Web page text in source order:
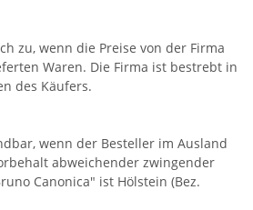
zu, wenn die Preise von der Firma
Waren. Die Firma ist bestrebt in
des Käufers.
wenn der Besteller im Ausland
abweichender zwingender
Canonica" ist Hölstein (Bez.